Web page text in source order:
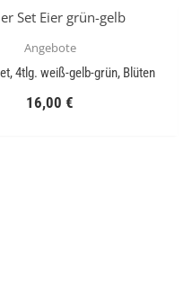
Angebote
4tlg. weiß-gelb-grün, Blüten
16,00 €